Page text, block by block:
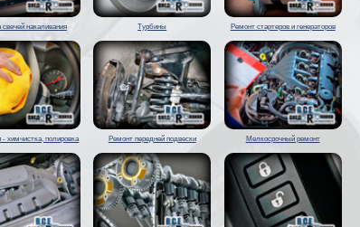
накаливания Турбины Ремонт стартеров и генераторов
- химчистка, полировка Ремонт передней подвески Мелкосрочный ремонт